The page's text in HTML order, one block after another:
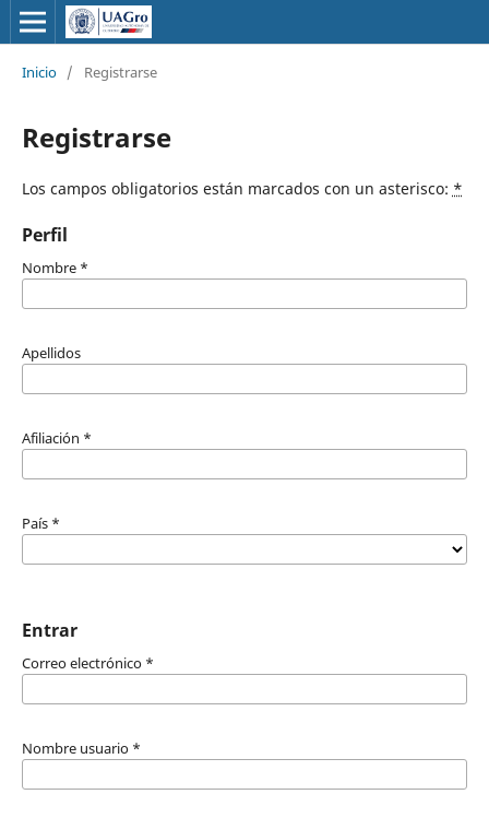
Inicio / Registrarse
Registrarse
Los campos obligatorios están marcados con un asterisco: *
Perfil
Nombre *
Apellidos
Afiliación *
País *
Entrar
Correo electrónico *
Nombre usuario *